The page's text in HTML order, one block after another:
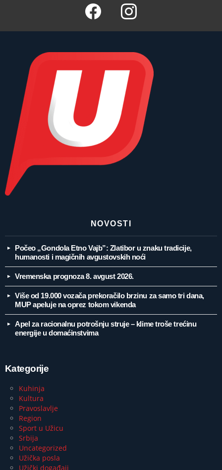
Facebook Instagram
NOVOSTI
Počeo „Gondola Etno Vajb”: Zlatibor u znaku tradicije,
humanosti i magičnih avgustovskih noći
Vremenska prognoza 8. avgust 2026.
Više od 19.000 vozača prekoračilo brzinu za samo tri dana,
MUP apeluje na oprez tokom vikenda
Apel za racionalnu potrošnju struje – klime troše trećinu
energije u domaćinstvima
Kategorije
Kuhinja
Kultura
Pravoslavlje
Region
Sport u Užicu
Srbija
Uncategorized
Užička posla
Užički događaji